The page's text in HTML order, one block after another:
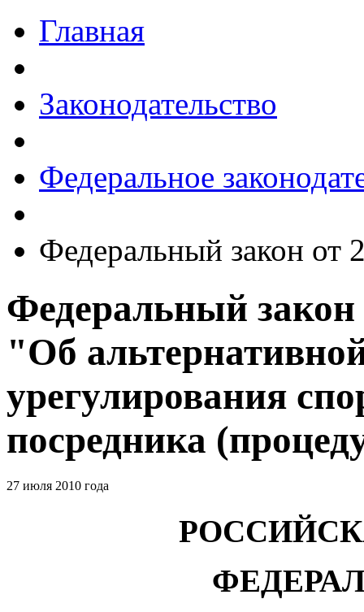
Главная
Законодательство
Федеральное
Федеральный закон от
Федеральный
"Об
урегулирования
посредника
27 июля 2010 года